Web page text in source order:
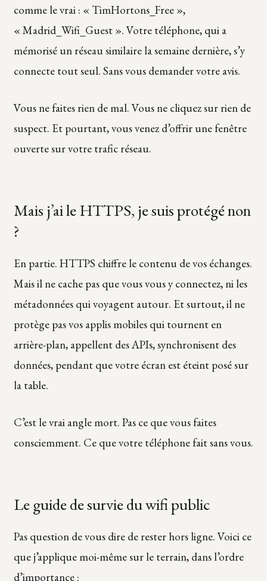
comme le vrai : « TimHortons_Free »,
« Madrid_Wifi_Guest ». Votre téléphone, qui a
mémorisé un réseau similaire la semaine dernière, s’y
connecte tout seul. Sans vous demander votre avis.
Vous ne faites rien de mal. Vous ne cliquez sur rien de
suspect. Et pourtant, vous venez d’offrir une fenêtre
ouverte sur votre trafic réseau.
Mais j’ai le HTTPS, je suis protégé non
?
En partie. HTTPS chiffre le contenu de vos échanges.
Mais il ne cache pas que vous vous y connectez, ni les
métadonnées qui voyagent autour. Et surtout, il ne
protège pas vos applis mobiles qui tournent en
arrière-plan, appellent des APIs, synchronisent des
données, pendant que votre écran est éteint posé sur
la table.
C’est le vrai angle mort. Pas ce que vous faites
consciemment. Ce que votre téléphone fait sans vous.
Le guide de survie du wifi public
Pas question de vous dire de rester hors ligne. Voici ce
que j’applique moi-même sur le terrain, dans l’ordre
d’importance :